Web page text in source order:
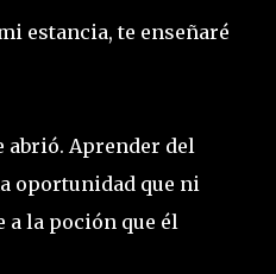
estancia, te enseñaré
abrió. Aprender del
oportunidad que ni
a la poción que él